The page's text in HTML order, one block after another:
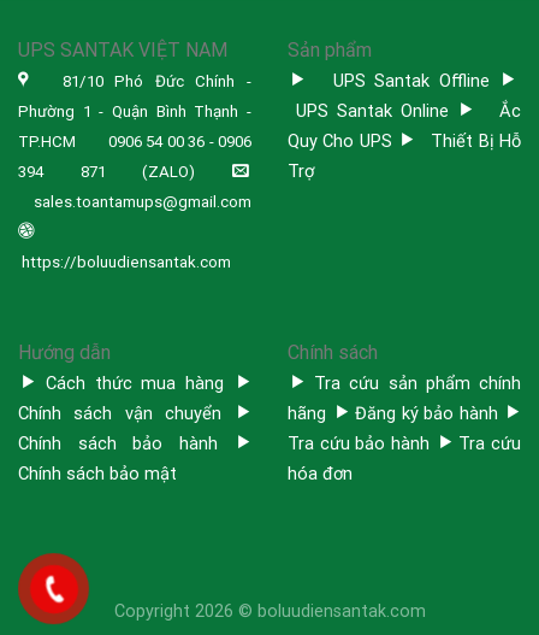
UPS SANTAK VIỆT NAM
81/10 Phó Đức Chính -
Phường 1 - Quận Bình Thạnh -
TP.HCM
0906 54 00 36 - 0906
394 871 (ZALO)
sales.toantamups@gmail.com
https://boluudiensantak.com
Sản phẩm
UPS Santak Offline
UPS Santak Online
Ắc
Quy Cho UPS
Thiết Bị Hỗ
Trợ
Hướng dẫn
Cách thức mua hàng
Chính sách vận chuyển
Chính sách bảo hành
Chính sách bảo mật
Chính sách
Tra cứu sản phẩm chính
hãng
Đăng ký bảo hành
Tra cứu bảo hành
Tra cứu
hóa đơn
Copyright 2026 © boluudiensantak.com